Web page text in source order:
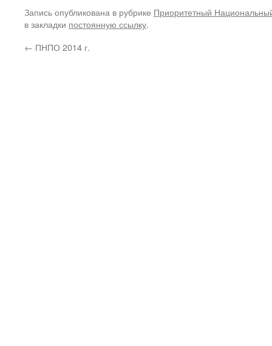
Запись опубликована в рубрике Приоритетный
в закладки постоянную ссылку.
← ПНПО 2014 г.